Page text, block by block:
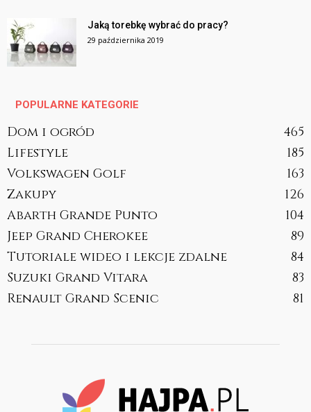
Jaką torebkę wybrać do pracy?
29 października 2019
POPULARNE KATEGORIE
Dom i ogród
465
Lifestyle
185
Volkswagen Golf
163
Zakupy
126
Abarth Grande Punto
104
Jeep Grand Cherokee
89
Tutoriale wideo i lekcje zdalne
84
Suzuki Grand Vitara
83
Renault Grand Scenic
81